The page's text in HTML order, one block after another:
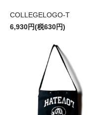
COLLEGELOGO-T
6,930円(税630円)